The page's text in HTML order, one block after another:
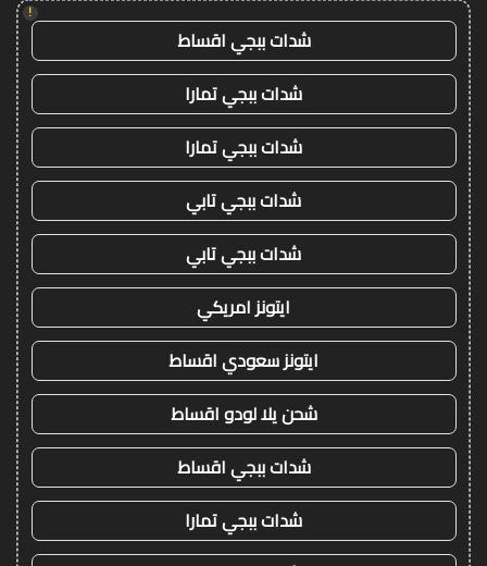
!
شدات ببجي اقساط
شدات ببجي تمارا
شدات ببجي تمارا
شدات ببجي تابي
شدات ببجي تابي
ايتونز امريكي
ايتونز سعودي اقساط
شحن يلا لودو اقساط
شدات ببجي اقساط
شدات ببجي تمارا